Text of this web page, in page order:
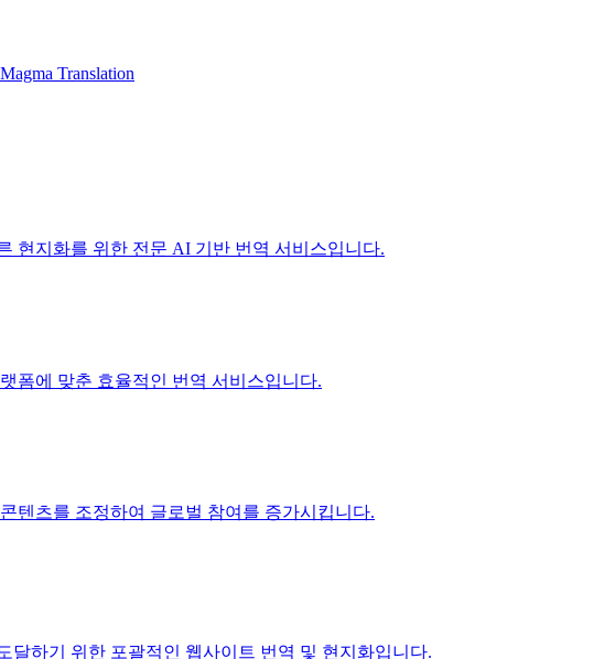
Magma Translation
현지화를 위한 전문 AI 기반 번역 서비스입니다.
폼에 맞춘 효율적인 번역 서비스입니다.
텐츠를 조정하여 글로벌 참여를 증가시킵니다.
달하기 위한 포괄적인 웹사이트 번역 및 현지화입니다.